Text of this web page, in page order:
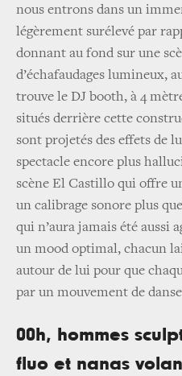
nous entrons dans un
légèrement surélevé par
donnant au fond sur une
d’échafaudages lumineux,
trouve le DJ booth, à 4
situés derrière cette
sont projetés des effets de
spectacle encore plus
scène El Castillo qui offre
un calibrage sonore plus
qui n’aura jamais été aussi
un mood optimal, chacun
autour de lui pour que
par un mouvement de
00h, hommes
fluo et nanas